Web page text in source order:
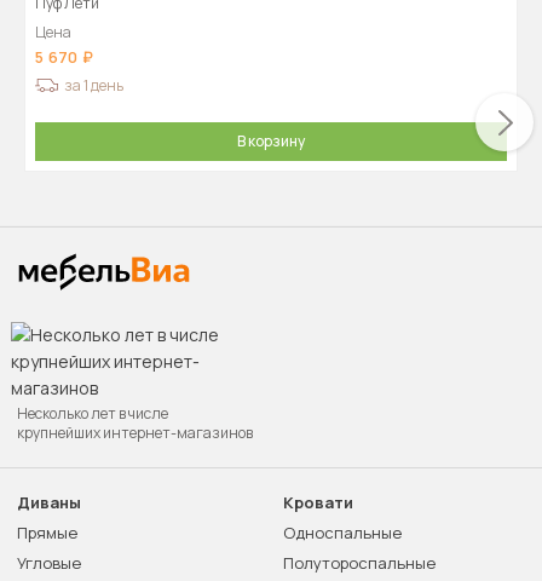
Цена
5 670
за 1 день
В корзину
Несколько лет в числе
крупнейших интернет-магазинов
Диваны
Прямые
Угловые
Кровати
Односпальные
Полутороспальные